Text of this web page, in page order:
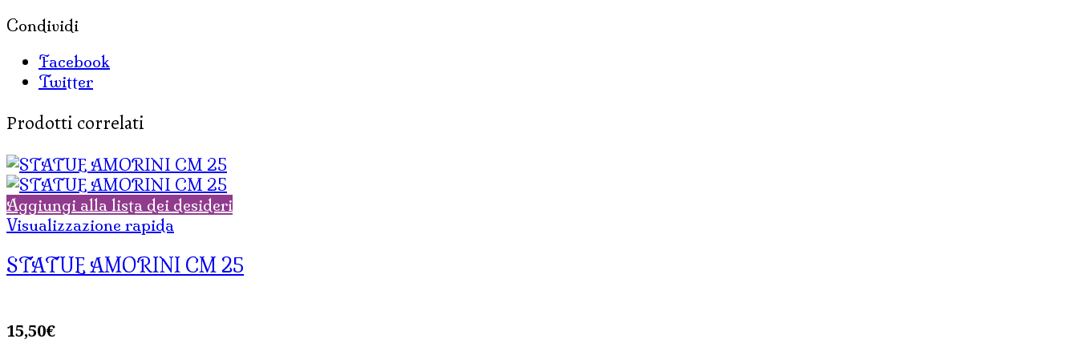
Condividi
Facebook
Twitter
Prodotti correlati
Aggiungi alla lista dei desideri
Visualizzazione rapida
STATUE AMORINI CM 25
15,50€